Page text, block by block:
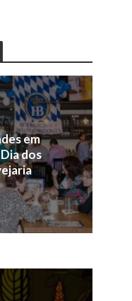
em
dos